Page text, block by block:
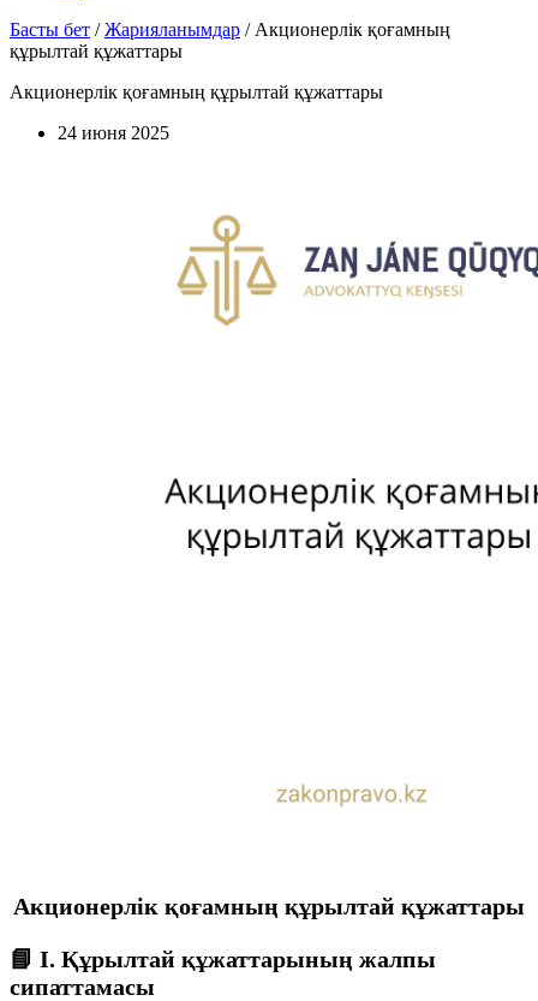
Басты бет /Жарияланымдар / Акционерлік қоғамның
құрылтай құжаттары
Акционерлік қоғамның құрылтай құжаттары
24 июня 2025
Акционерлік қоғамның құрылтай құжаттары
📘 I. Құрылтай құжаттарының жалпы
сипаттамасы